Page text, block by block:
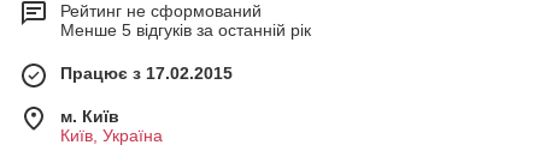
Рейтинг не сформований
Менше 5 відгуків за останній рік
Працює з 17.02.2015
м. Київ
Київ, Україна